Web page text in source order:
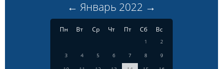
← Январь 2022 →
Пн Вт Ср Чт Пт Сб Вс
1
2
3
4 5 6 7 8
9